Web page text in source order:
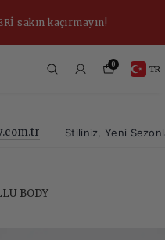
sakın kaçırmayın!
0 TR
Stiliniz, Yeni Sezonla
BODY